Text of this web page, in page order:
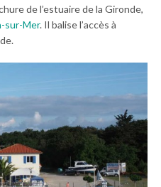
de l’estuaire de la Gironde,
sur-Mer. Il balise l’accès à